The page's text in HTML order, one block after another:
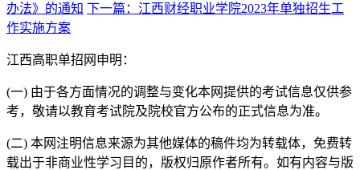
办法》的通知 下一篇：江西财经职业学院2023年单独招生工
作实施方案
江西高职单招网申明：
(一) 由于各方面情况的调整与变化本网提供的考试信息仅供参
考，敬请以教育考试院及院校官方公布的正式信息为准。
(二) 本网注明信息来源为其他媒体的稿件均为转载体，免费转
载出于非商业性学习目的，版权归原作者所有。如有内容与版